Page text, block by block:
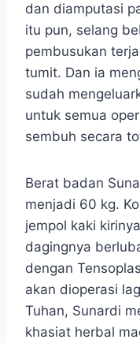
dan diamputasi
itu pun, selang
pembusukan
tumit. Dan ia
sudah
untuk semua
sembuh secara
Berat badan
menjadi 60 kg.
jempol kaki
dagingnya
dengan
akan dioperasi
Tuhan, Sunardi
khasiat herbal